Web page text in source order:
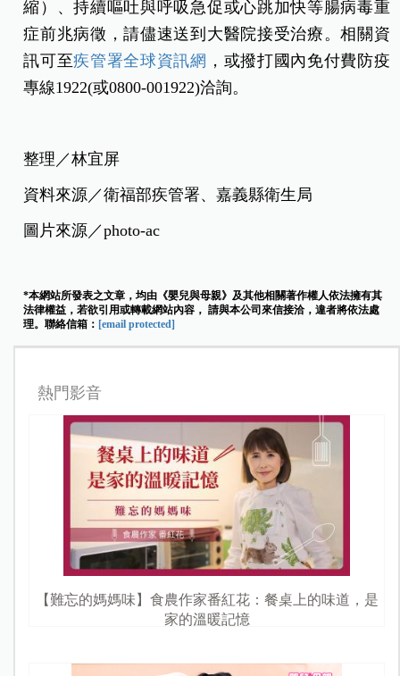
縮）、持續嘔吐與呼吸急促或心跳加快等腸病毒重
症前兆病徵，請儘速送到大醫院接受治療。相關資
訊可至疾管署全球資訊網 ，或撥打國內免付費防疫
專線1922(或0800-001922)洽詢。
整理／林宜屏
資料來源／衛福部疾管署、嘉義縣衛生局
圖片來源／photo-ac
*本網站所發表之文章，均由《嬰兒與母親》及其他相關著作權人依法擁有其
法律權益，若欲引用或轉載網站內容， 請與本公司來信接洽，違者將依法處
理。聯絡信箱： [email protected]
熱門影音
【難忘的媽媽味】食農作家番紅花：餐桌上的味道，是
家的溫暖記憶